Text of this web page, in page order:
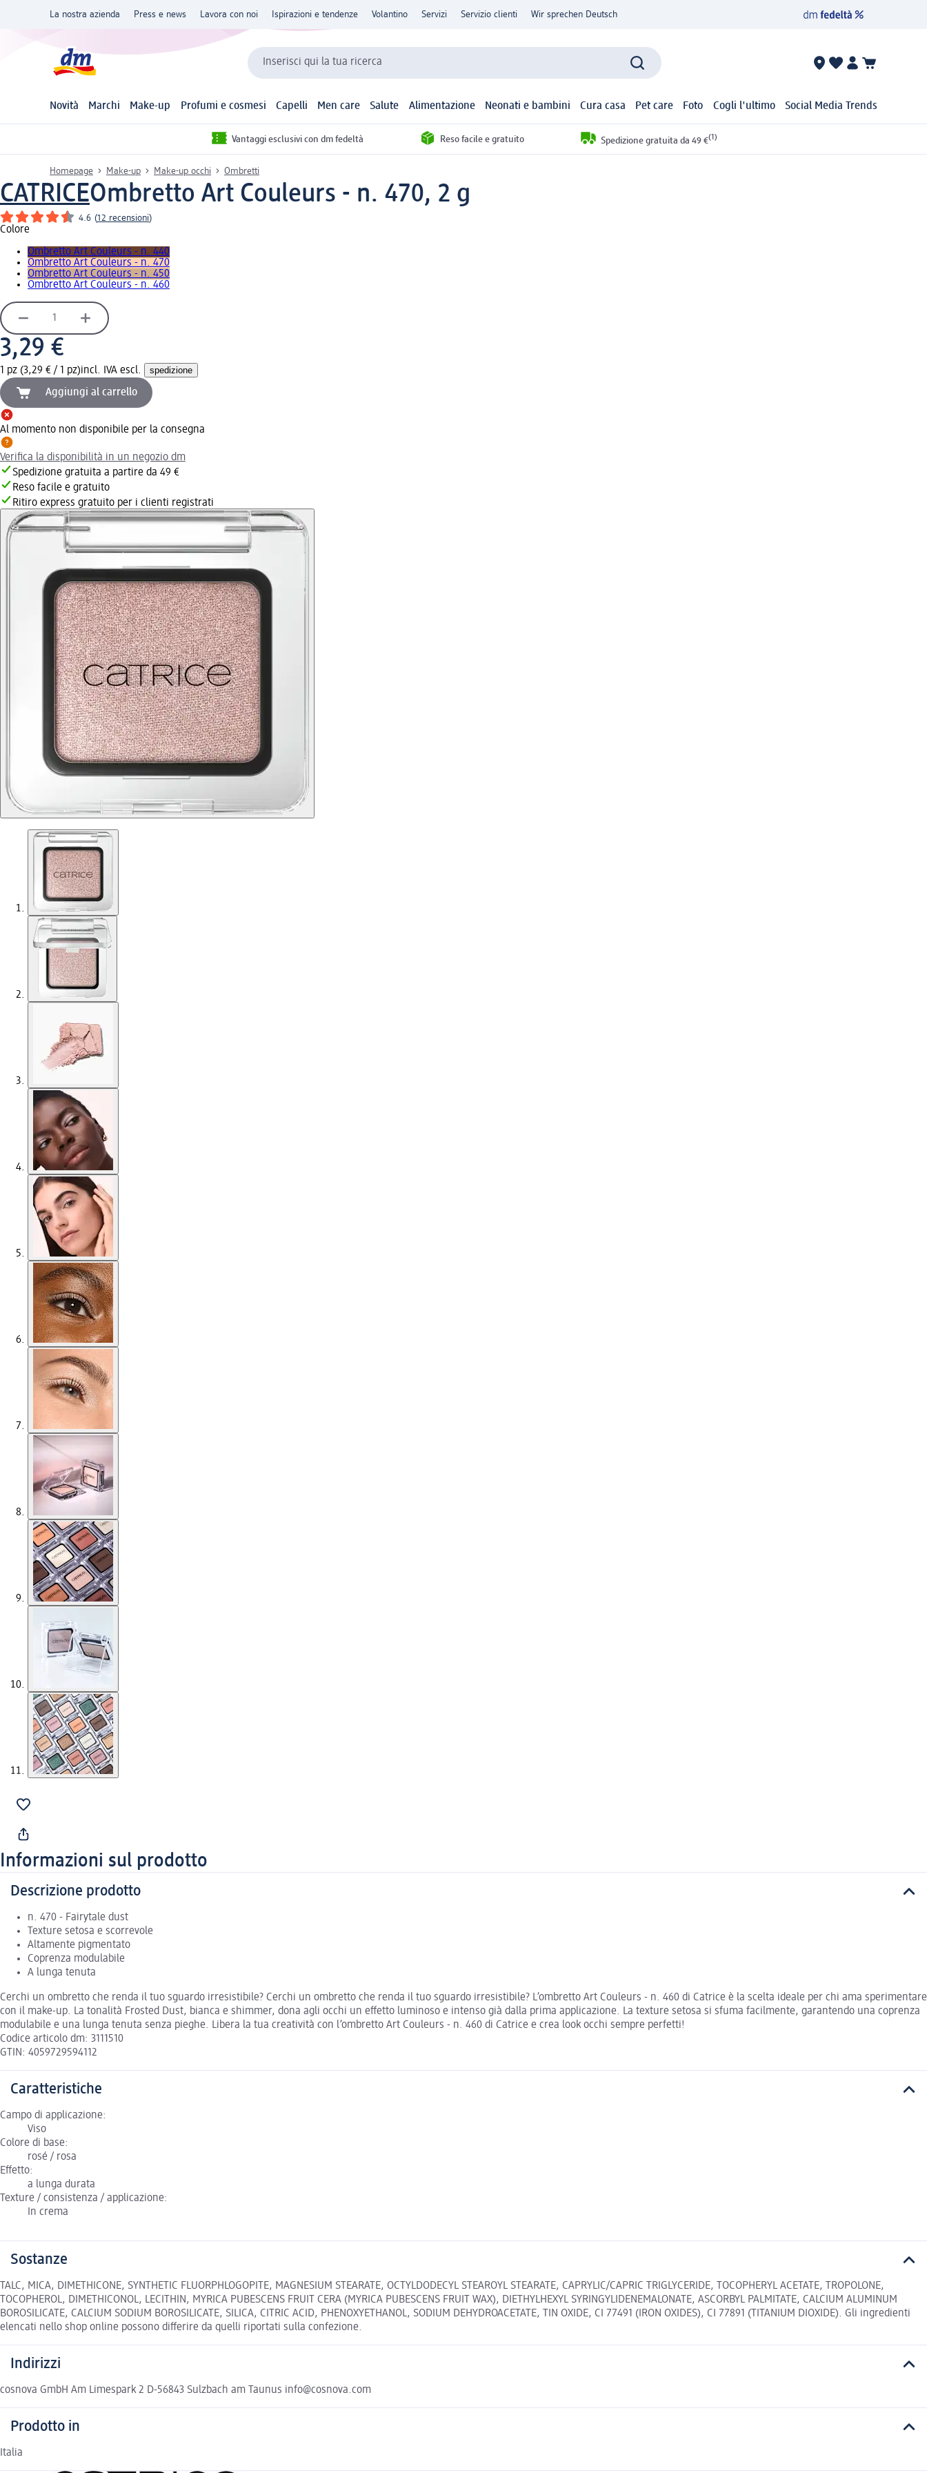
La nostra azienda Press e news Lavora con noi Ispirazioni e tendenze Volantino Servizi Servizio clienti Wir sprechen Deutsch
Inserisci qui la tua ricerca
Novità Marchi Make-up Profumi e cosmesi Capelli Men care Salute Alimentazione Neonati e bambini Cura casa Pet care Foto Cogli l'ultimo Social Media Trends
Vantaggi esclusivi con dm fedeltà Reso facile e gratuito Spedizione gratuita da 49 €(1)
Homepage Make-up Make-up occhi Ombretti
CATRICEOmbretto Art Couleurs - n. 470, 2 g
4.6 (12 recensioni)
Colore
Ombretto Art Couleurs - n. 440
Ombretto Art Couleurs - n. 470
Ombretto Art Couleurs - n. 450
Ombretto Art Couleurs - n. 460
3,29 €
1 pz (3,29 € / 1 pz)incl. IVA escl. spedizione
Aggiungi al carrello
Al momento non disponibile per la consegna
Verifica la disponibilità in un negozio dm
Spedizione gratuita a partire da 49 €
Reso facile e gratuito
Ritiro express gratuito per i clienti registrati
Informazioni sul prodotto
Descrizione prodotto
n. 470 - Fairytale dust
Texture setosa e scorrevole
Altamente pigmentato
Coprenza modulabile
A lunga tenuta
Cerchi un ombretto che renda il tuo sguardo irresistibile? Cerchi un ombretto che renda il tuo sguardo irresistibile? L’ombretto Art Couleurs - n. 460 di Catrice è la scelta ideale per chi ama sperimentare
con il make-up. La tonalità Frosted Dust, bianca e shimmer, dona agli occhi un effetto luminoso e intenso già dalla prima applicazione. La texture setosa si sfuma facilmente, garantendo una coprenza
modulabile e una lunga tenuta senza pieghe. Libera la tua creatività con l’ombretto Art Couleurs - n. 460 di Catrice e crea look occhi sempre perfetti!
Codice articolo dm: 3111510
GTIN: 4059729594112
Caratteristiche
Campo di applicazione:
Viso
Colore di base:
rosé / rosa
Effetto:
a lunga durata
Texture / consistenza / applicazione:
In crema
Sostanze
TALC, MICA, DIMETHICONE, SYNTHETIC FLUORPHLOGOPITE, MAGNESIUM STEARATE, OCTYLDODECYL STEAROYL STEARATE, CAPRYLIC/CAPRIC TRIGLYCERIDE, TOCOPHERYL ACETATE, TROPOLONE,
TOCOPHEROL, DIMETHICONOL, LECITHIN, MYRICA PUBESCENS FRUIT CERA (MYRICA PUBESCENS FRUIT WAX), DIETHYLHEXYL SYRINGYLIDENEMALONATE, ASCORBYL PALMITATE, CALCIUM ALUMINUM
BOROSILICATE, CALCIUM SODIUM BOROSILICATE, SILICA, CITRIC ACID, PHENOXYETHANOL, SODIUM DEHYDROACETATE, TIN OXIDE, CI 77491 (IRON OXIDES), CI 77891 (TITANIUM DIOXIDE). Gli ingredienti
elencati nello shop online possono differire da quelli riportati sulla confezione.
Indirizzi
cosnova GmbH Am Limespark 2 D-56843 Sulzbach am Taunus info@cosnova.com
Prodotto in
Italia